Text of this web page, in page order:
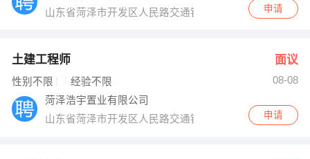
山东省菏泽市开发区人民路交通银行19层
申请
土建工程师 面议
性别不限 经验不限
08-08
菏泽浩宇置业有限公司
山东省菏泽市开发区人民路交通银行19层
申请